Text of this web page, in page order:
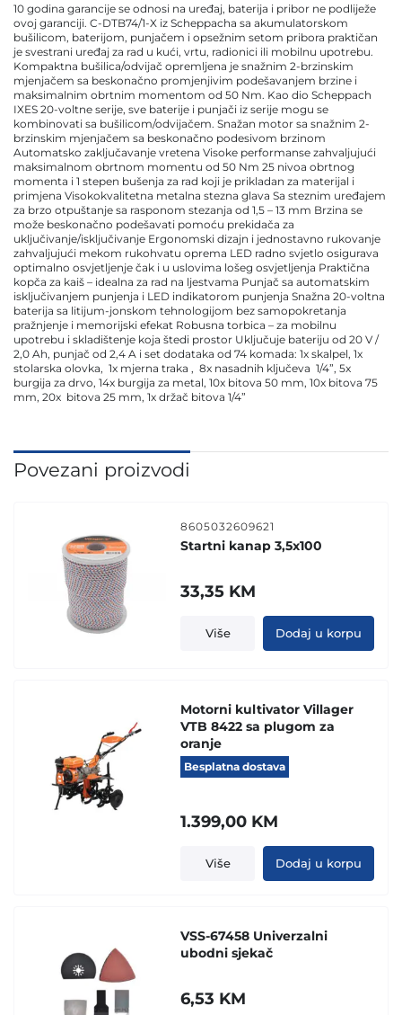
10 godina garancije se odnosi na uređaj, baterija i pribor ne podliježe
ovoj garanciji. C-DTB74/1-X iz Scheppacha sa akumulatorskom
bušilicom, baterijom, punjačem i opsežnim setom pribora praktičan
je svestrani uređaj za rad u kući, vrtu, radionici ili mobilnu upotrebu.
Kompaktna bušilica/odvijač opremljena je snažnim 2-brzinskim
mjenjačem sa beskonačno promjenjivim podešavanjem brzine i
maksimalnim obrtnim momentom od 50 Nm. Kao dio Scheppach
IXES 20-voltne serije, sve baterije i punjači iz serije mogu se
kombinovati sa bušilicom/odvijačem. Snažan motor sa snažnim 2-
brzinskim mjenjačem sa beskonačno podesivom brzinom
Automatsko zaključavanje vretena Visoke performanse zahvaljujući
maksimalnom obrtnom momentu od 50 Nm 25 nivoa obrtnog
momenta i 1 stepen bušenja za rad koji je prikladan za materijal i
primjena Visokokvalitetna metalna stezna glava Sa steznim uređajem
za brzo otpuštanje sa rasponom stezanja od 1,5 – 13 mm Brzina se
može beskonačno podešavati pomoću prekidača za
uključivanje/isključivanje Ergonomski dizajn i jednostavno rukovanje
zahvaljujući mekom rukohvatu oprema LED radno svjetlo osigurava
optimalno osvjetljenje čak i u uslovima lošeg osvjetljenja Praktična
kopča za kaiš – idealna za rad na ljestvama Punjač sa automatskim
isključivanjem punjenja i LED indikatorom punjenja Snažna 20-voltna
baterija sa litijum-jonskom tehnologijom bez samopokretanja
pražnjenje i memorijski efekat Robusna torbica – za mobilnu
upotrebu i skladištenje koja štedi prostor Uključuje bateriju od 20 V /
2,0 Ah, punjač od 2,4 A i set dodataka od 74 komada: 1x skalpel, 1x
stolarska olovka, 1x mjerna traka , 8x nasadnih ključeva 1/4”, 5x
burgija za drvo, 14x burgija za metal, 10x bitova 50 mm, 10x bitova 75
mm, 20x bitova 25 mm, 1x držač bitova 1/4”
Povezani proizvodi
8605032609621
Startni kanap 3,5x100
33,35 KM
Više Dodaj u korpu
Motorni kultivator Villager
VTB 8422 sa plugom za
oranje
Besplatna dostava
1.399,00 KM
Više Dodaj u korpu
VSS-67458 Univerzalni
ubodni sjekač
6,53 KM